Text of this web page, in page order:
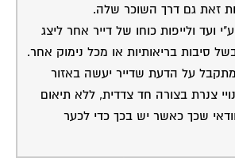
זאת גם דרך השוכר שלה.
ועד ולייפות כוחו של דייר אחר ליצג
סיבות בריאותיות או מכל נימוק אחר.
מתקבל על הדעת שדייר יעשה באזור
צנרת בצורה חד צדדית, ללא תיאום
שכך כאשר יש בכך כדי לכער